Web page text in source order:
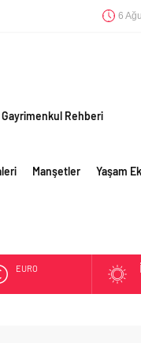
6
Gayrimenkul Rehberi
Manşetler Yaşam
EURO